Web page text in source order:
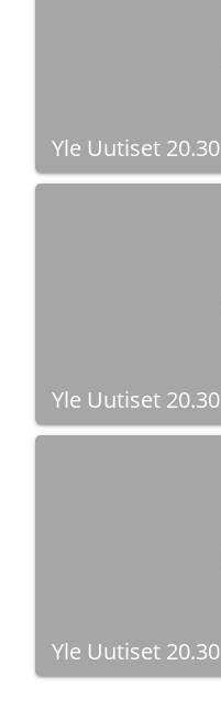
Yle Uutiset 20.30
Yle Uutiset 20.30
Yle Uutiset 20.30